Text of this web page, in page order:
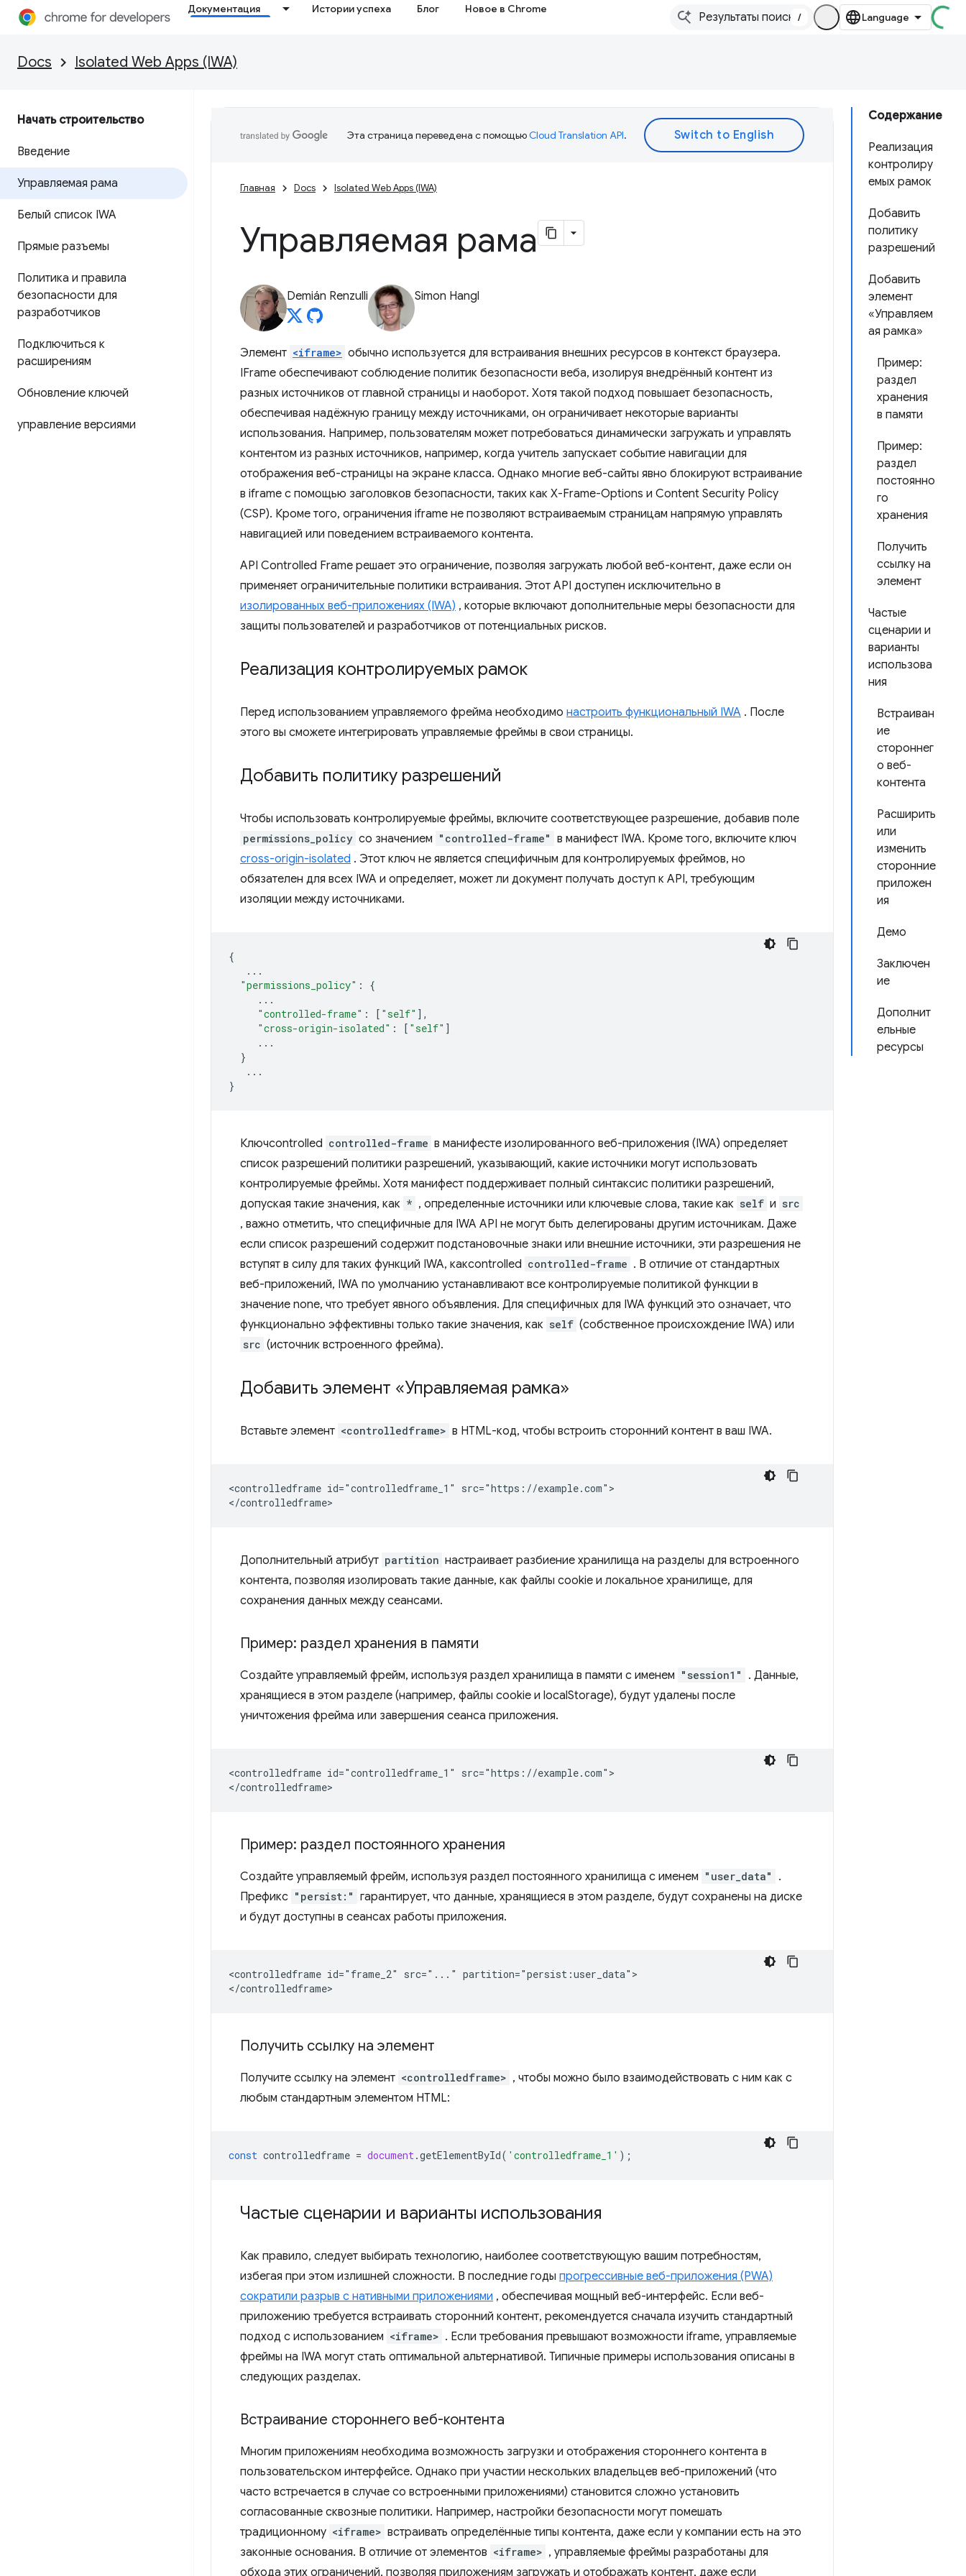
Документация Истории успеха Блог Новое в Chrome
/
Docs Isolated Web Apps (IWA)
Начать строительство
Введение
Управляемая рама
Белый список IWA
Прямые разъемы
Политика и правила
безопасности для
разработчиков
Подключиться к
расширениям
Обновление ключей
управление версиями
Содержание
Реализация
контролиру
емых рамок
Добавить
политику
разрешений
Добавить
элемент
«Управляем
ая рамка»
Пример:
раздел
хранения
в памяти
Пример:
раздел
постоянно
го
хранения
Получить
ссылку на
элемент
Частые
сценарии и
варианты
использова
ния
Встраиван
ие
стороннег
о веб-
контента
Расширить
или
изменить
сторонние
приложен
ия
Демо
Заключен
ие
Дополнит
ельные
ресурсы
Эта страница переведена с помощьюCloud Translation API.
Главная Docs Isolated Web Apps (IWA)
Управляемая рама
Demián Renzulli Simon Hangl
Элемент <iframe> обычно используется для встраивания внешних ресурсов в контекст браузера.
IFrame обеспечивают соблюдение политик безопасности веба, изолируя внедрённый контент из
разных источников от главной страницы и наоборот. Хотя такой подход повышает безопасность,
обеспечивая надёжную границу между источниками, он ограничивает некоторые варианты
использования. Например, пользователям может потребоваться динамически загружать и управлять
контентом из разных источников, например, когда учитель запускает событие навигации для
отображения веб-страницы на экране класса. Однако многие веб-сайты явно блокируют встраивание
в iframe с помощью заголовков безопасности, таких как X-Frame-Options и Content Security Policy
(CSP). Кроме того, ограничения iframe не позволяют встраиваемым страницам напрямую управлять
навигацией или поведением встраиваемого контента.
API Controlled Frame решает это ограничение, позволяя загружать любой веб-контент, даже если он
применяет ограничительные политики встраивания. Этот API доступен исключительно в
изолированных веб-приложениях (IWA) , которые включают дополнительные меры безопасности для
защиты пользователей и разработчиков от потенциальных рисков.
Реализация контролируемых рамок
Перед использованием управляемого фрейма необходимо настроить функциональный IWA . После
этого вы сможете интегрировать управляемые фреймы в свои страницы.
Добавить политику разрешений
Чтобы использовать контролируемые фреймы, включите соответствующее разрешение, добавив поле
permissions_policy со значением "controlled-frame" в манифест IWA. Кроме того, включите ключ
cross-origin-isolated . Этот ключ не является специфичным для контролируемых фреймов, но
обязателен для всех IWA и определяет, может ли документ получать доступ к API, требующим
изоляции между источниками.
{
...
"permissions_policy" :
{
...
"controlled-frame" : [ "self" ],
"cross-origin-isolated" : [ "self" ]
...
}
...
}
Ключcontrolled controlled-frame в манифесте изолированного веб-приложения (IWA) определяет
список разрешений политики разрешений, указывающий, какие источники могут использовать
контролируемые фреймы. Хотя манифест поддерживает полный синтаксис политики разрешений,
допуская такие значения, как * , определенные источники или ключевые слова, такие как self и src
, важно отметить, что специфичные для IWA API не могут быть делегированы другим источникам. Даже
если список разрешений содержит подстановочные знаки или внешние источники, эти разрешения не
вступят в силу для таких функций IWA, какcontrolled controlled-frame . В отличие от стандартных
веб-приложений, IWA по умолчанию устанавливают все контролируемые политикой функции в
значение none, что требует явного объявления. Для специфичных для IWA функций это означает, что
функционально эффективны только такие значения, как self (собственное происхождение IWA) или
src (источник встроенного фрейма).
Добавить элемент «Управляемая рамка»
Вставьте элемент <controlledframe> в HTML-код, чтобы встроить сторонний контент в ваш IWA.
<controlledframe id="controlledframe_1" src="https://example.com">
Дополнительный атрибут partition настраивает разбиение хранилища на разделы для встроенного
контента, позволяя изолировать такие данные, как файлы cookie и локальное хранилище, для
сохранения данных между сеансами.
Пример: раздел хранения в памяти
Создайте управляемый фрейм, используя раздел хранилища в памяти с именем "session1"
. Данные,
хранящиеся в этом разделе (например, файлы cookie и localStorage), будут удалены после
уничтожения фрейма или завершения сеанса приложения.
<controlledframe id="controlledframe_1" src="https://example.com">
Пример: раздел постоянного хранения
Создайте управляемый фрейм, используя раздел постоянного хранилища с именем "user_data"
.
Префикс "persist:" гарантирует, что данные, хранящиеся в этом разделе, будут сохранены на диске
и будут доступны в сеансах работы приложения.
<controlledframe id="frame_2" src="..." partition="persist:user_data">
Получить ссылку на элемент
Получите ссылку на элемент <controlledframe> , чтобы можно было взаимодействовать с ним как с
любым стандартным элементом HTML:
const controlledframe = document.getElementById( 'controlledframe_1' );
Частые сценарии и варианты использования
Как правило, следует выбирать технологию, наиболее соответствующую вашим потребностям,
избегая при этом излишней сложности. В последние годы прогрессивные веб-приложения (PWA)
сократили разрыв с нативными приложениями , обеспечивая мощный веб-интерфейс. Если веб-
приложению требуется встраивать сторонний контент, рекомендуется сначала изучить стандартный
подход с использованием <iframe> . Если требования превышают возможности iframe, управляемые
фреймы на IWA могут стать оптимальной альтернативой. Типичные примеры использования описаны в
следующих разделах.
Встраивание стороннего веб-контента
Многим приложениям необходима возможность загрузки и отображения стороннего контента в
пользовательском интерфейсе. Однако при участии нескольких владельцев веб-приложений (что
часто встречается в случае со встроенными приложениями) становится сложно установить
согласованные сквозные политики. Например, настройки безопасности могут помешать
традиционному <iframe> встраивать определённые типы контента, даже если у компании есть на это
законные основания. В отличие от элементов <iframe> , управляемые фреймы разработаны для
обхода этих ограничений, позволяя приложениям загружать и отображать контент, даже если